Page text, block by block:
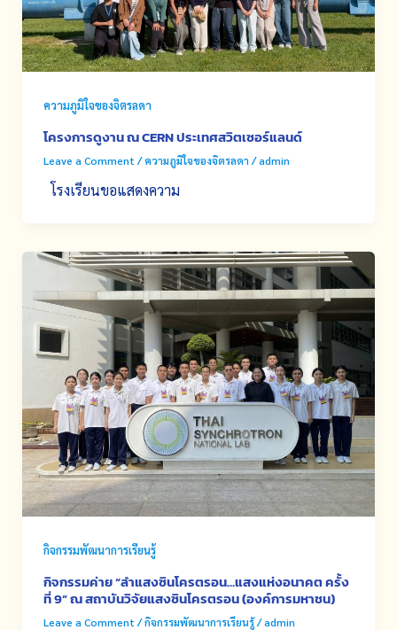
ความภูมิใจของจิตรลดา
โครงการดูงาน ณ CERN ประเทศสวิตเซอร์แลนด์
Leave a Comment /ความภูมิใจของจิตรลดา /admin
โรงเรียนขอแสดงความ
กิจกรรมพัฒนาการเรียนรู้
กิจกรรมค่าย “ลำแสงซินโครตรอน…แสงแห่งอนาคต ครั้ง
ที่ 9” ณ สถาบันวิจัยแสงซินโครตรอน (องค์การมหาชน)
Leave a Comment /กิจกรรมพัฒนาการเรียนรู้/admin